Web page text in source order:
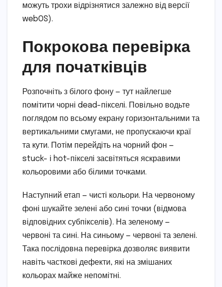
можуть трохи відрізнятися залежно від версії
webOS).
Покрокова перевірка
для початківців
Розпочніть з білого фону — тут найлегше
помітити чорні dead-пікселі. Повільно водьте
поглядом по всьому екрану горизонтальними та
вертикальними смугами, не пропускаючи краї
та кути. Потім перейдіть на чорний фон —
stuck- і hot-пікселі засвітяться яскравими
кольоровими або білими точками.
Наступний етап — чисті кольори. На червоному
фоні шукайте зелені або сині точки (відмова
відповідних субпікселів). На зеленому —
червоні та сині. На синьому — червоні та зелені.
Така послідовна перевірка дозволяє виявити
навіть часткові дефекти, які на змішаних
кольорах майже непомітні.